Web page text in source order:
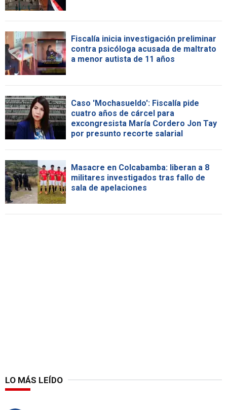
Fiscalía inicia investigación preliminar
contra psicóloga acusada de maltrato
a menor autista de 11 años
Caso 'Mochasueldo': Fiscalía pide
cuatro años de cárcel para
excongresista María Cordero Jon Tay
por presunto recorte salarial
Masacre en Colcabamba: liberan a 8
militares investigados tras fallo de
sala de apelaciones
LO MÁS LEÍDO